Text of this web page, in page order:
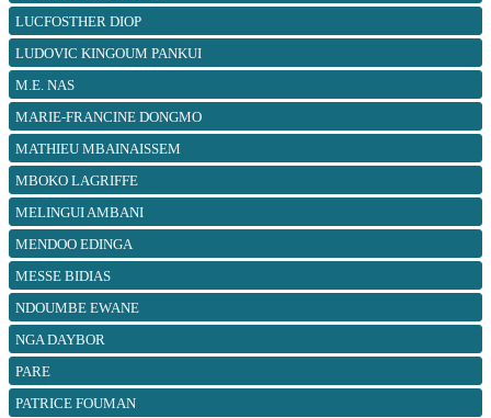
LUCFOSTHER DIOP
LUDOVIC KINGOUM PANKUI
M.E. NAS
MARIE-FRANCINE DONGMO
MATHIEU MBAINAISSEM
MBOKO LAGRIFFE
MELINGUI AMBANI
MENDOO EDINGA
MESSE BIDIAS
NDOUMBE EWANE
NGA DAYBOR
PARE
PATRICE FOUMAN